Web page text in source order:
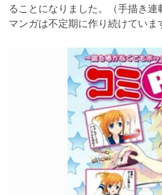
ることになりました。（手描き
マンガは不定期に作り続けていま